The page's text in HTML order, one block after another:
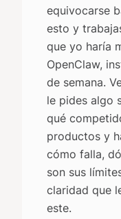
equivocarse
esto y
que yo haría
OpenClaw,
de semana.
le pides algo
qué
productos y
cómo falla,
son sus
claridad que
este.